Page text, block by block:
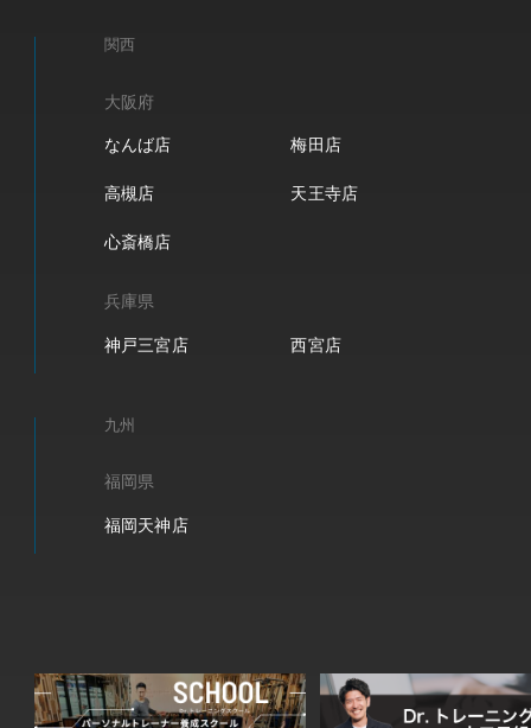
関西
大阪府
なんば店 梅田店
高槻店 天王寺店
心斎橋店
兵庫県
神戸三宮店 西宮店
九州
福岡県
福岡天神店